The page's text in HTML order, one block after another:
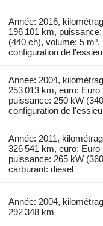
Année: 2016,
196 101 km,
(440 ch), volume: 5 m³,
configuration de
Année: 2004,
253 013 km, euro: Euro
puissance: 250 kW
configuration de
Année: 2011,
326 541 km, euro: Euro
puissance: 265 kW
carburant: diesel
Année: 2004,
292 348 km